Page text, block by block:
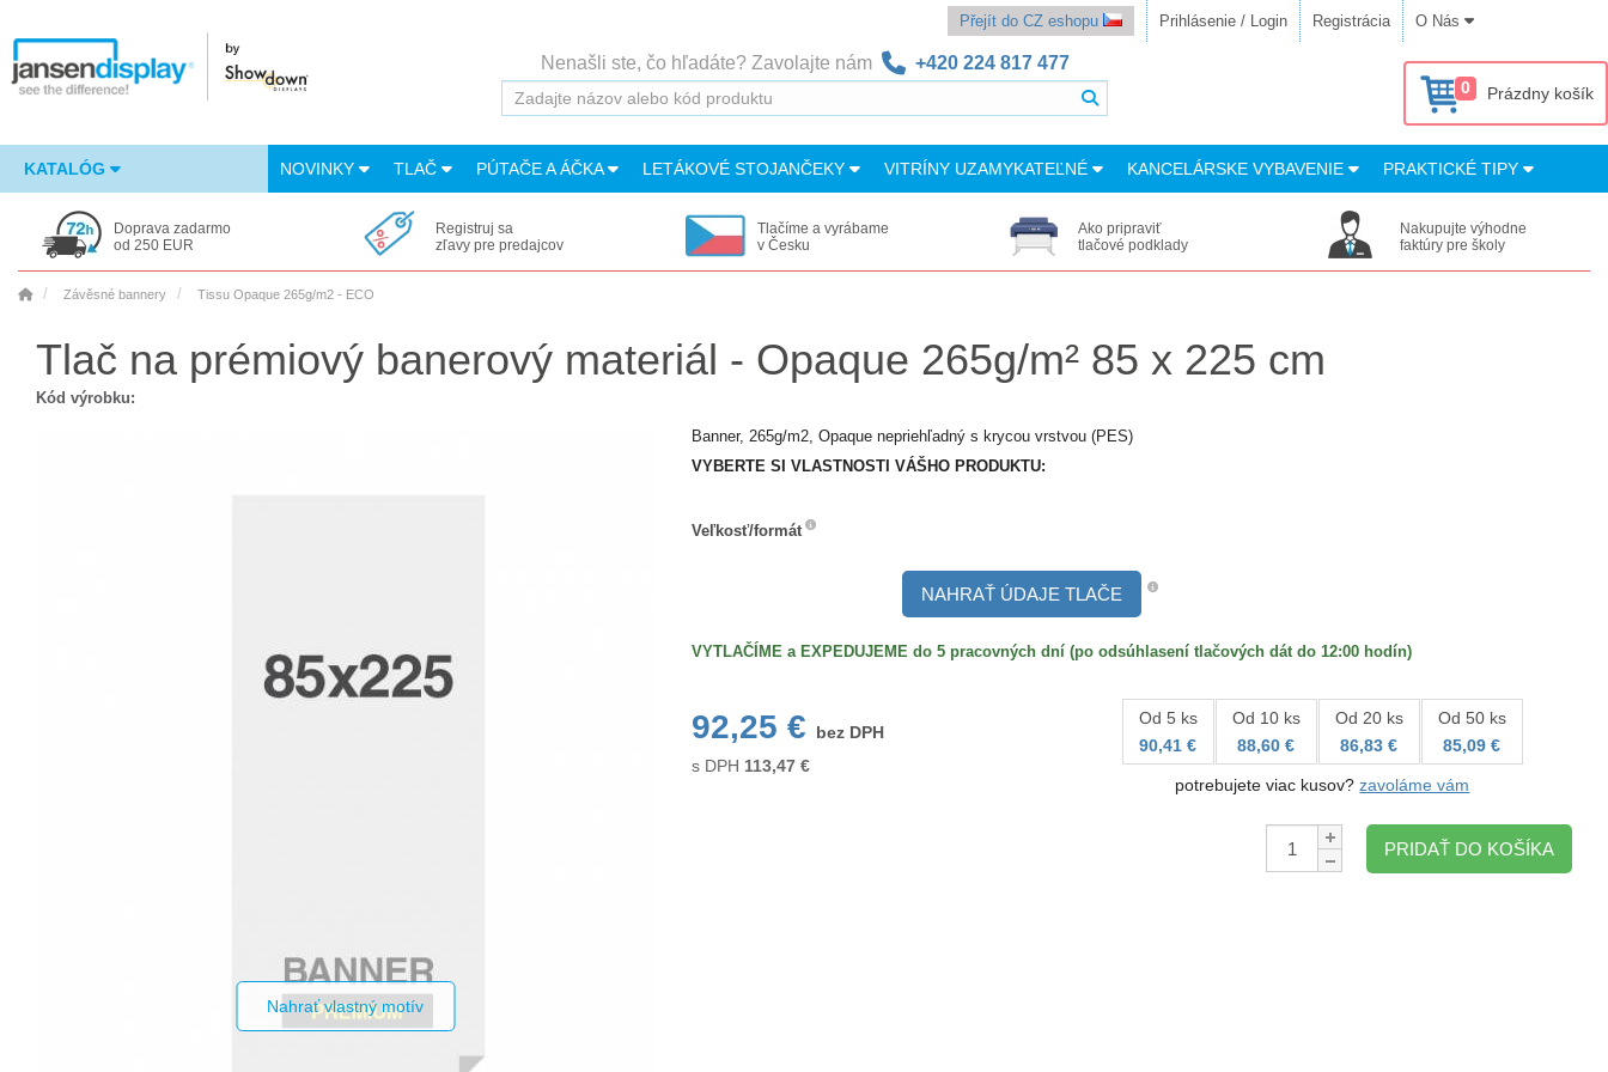
Přejít do CZ eshopu Prihlásenie / Login Registrácia O Nás
Nenašli ste, čo hľadáte? Zavolajte nám +420 224 817 477
0 Prázdny košík
KATALÓG NOVINKY TLAČ PÚTAČE A ÁČKA LETÁKOVÉ STOJANČEKY VITRÍNY UZAMYKATEĽNÉ KANCELÁRSKE VYBAVENIE PRAKTICKÉ TIPY
Doprava zadarmo
od 250 EUR
Registruj sa
zľavy pre predajcov
Tlačíme a vyrábame
v Česku
Ako pripraviť
tlačové podklady
Nakupujte výhodne
faktúry pre školy
Závěsné bannery Tissu Opaque 265g/m2 - ECO
Tlač na prémiový banerový materiál - Opaque 265g/m² 85 x 225 cm
Kód výrobku:
Nahrať vlastný motív
Banner, 265g/m2, Opaque nepriehľadný s krycou vrstvou (PES)
VYBERTE SI VLASTNOSTI VÁŠHO PRODUKTU:
Veľkosť/formát
NAHRAŤ ÚDAJE TLAČE
VYTLAČÍME a EXPEDUJEME do 5 pracovných dní (po odsúhlasení tlačových dát do 12:00 hodín)
92,25 €
bez DPH
s DPH 113,47€
Od 5 ks
90,41 €
Od 10 ks
88,60 €
Od 20 ks
86,83 €
Od 50 ks
85,09 €
potrebujete viac kusov?zavoláme vám
Množstvo:
PRIDAŤ DO KOŠÍKA